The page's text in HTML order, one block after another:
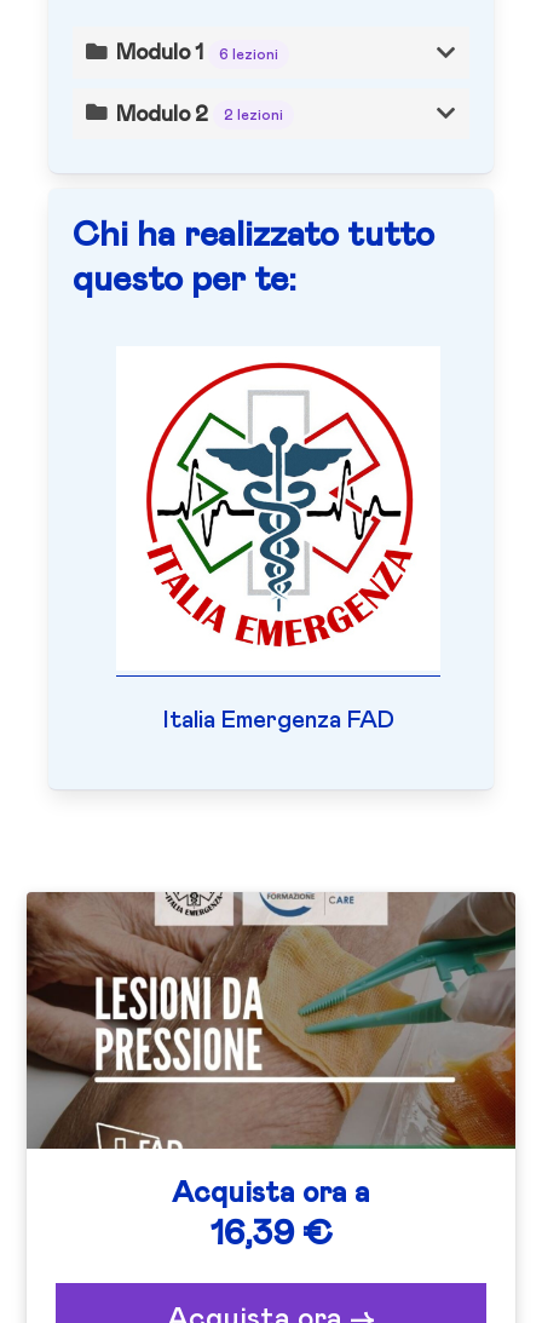
Modulo 1 6 lezioni
Modulo 2 2 lezioni
Chi ha realizzato tutto
questo per te:
Italia Emergenza FAD
Acquista ora a
16,39 €